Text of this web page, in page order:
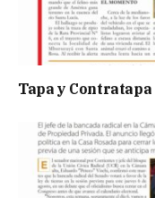
Tapa y Contratapa